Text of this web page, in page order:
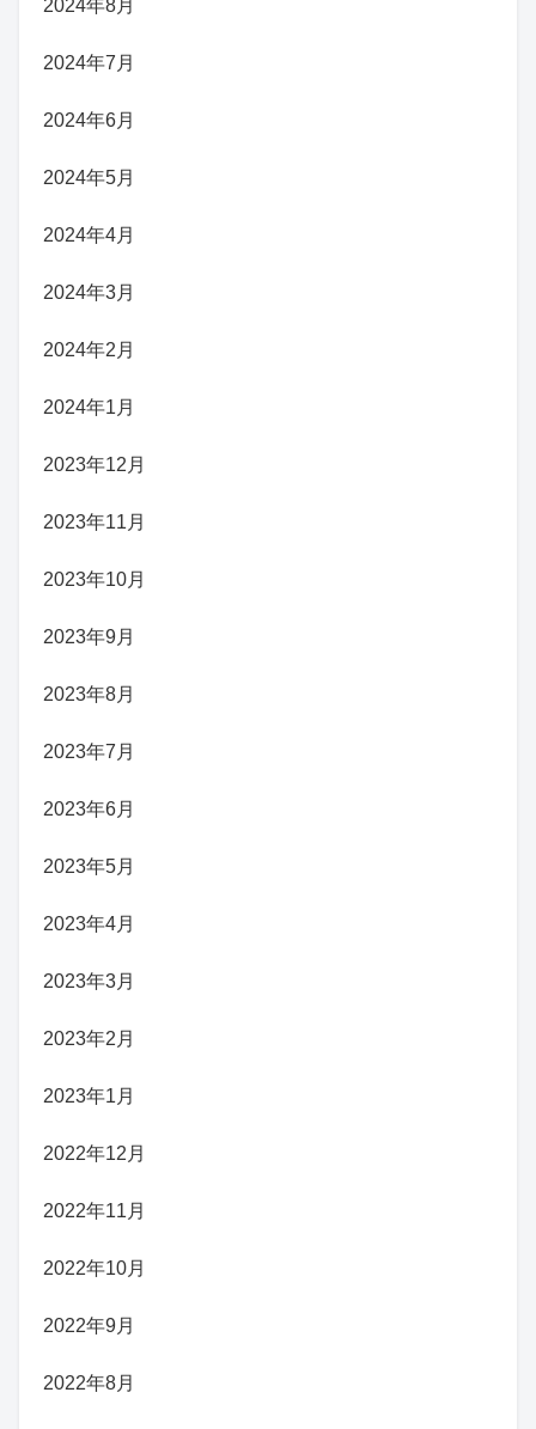
2024年8月
2024年7月
2024年6月
2024年5月
2024年4月
2024年3月
2024年2月
2024年1月
2023年12月
2023年11月
2023年10月
2023年9月
2023年8月
2023年7月
2023年6月
2023年5月
2023年4月
2023年3月
2023年2月
2023年1月
2022年12月
2022年11月
2022年10月
2022年9月
2022年8月